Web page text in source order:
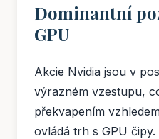
Dominantní
GPU
Akcie Nvidia jsou v
výrazném vzestupu,
překvapením
ovládá trh s GPU čipy.